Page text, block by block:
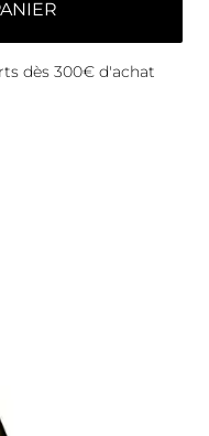
dès 300€ d'achat